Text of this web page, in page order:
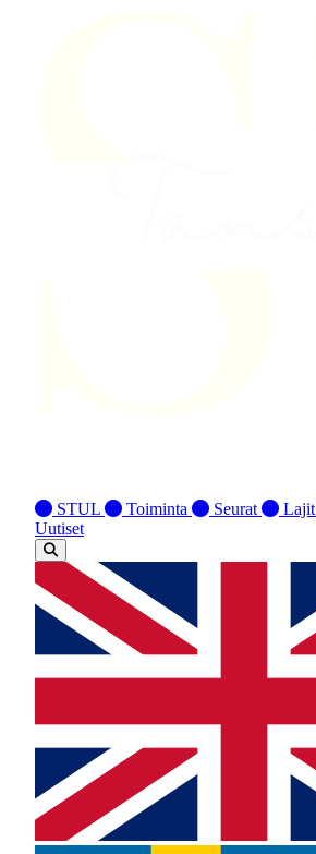
STUL Toiminta Seurat Lajit
Uutiset